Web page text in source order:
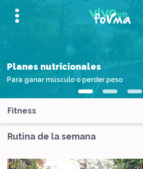
Planes nutricionales
Para ganar músculo o perder peso
Fitness
Rutina de la semana